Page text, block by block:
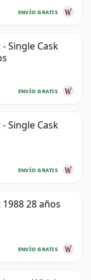
ENVÍO GRATIS
Single Cask
ENVÍO GRATIS
Single Cask
ENVÍO GRATIS
28 años
ENVÍO GRATIS